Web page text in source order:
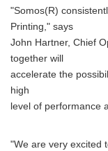
"Somos(R)
Printing," says
John Hartner, Chief
together will
accelerate the
high
level of performance
"We are very excited